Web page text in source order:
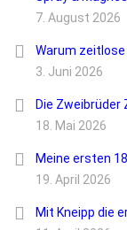
7. August 2026
Warum
3. Juni 2026
Die Zweibrüder
18. Mai 2026
Meine ersten
19. April 2026
Mit Kneipp die